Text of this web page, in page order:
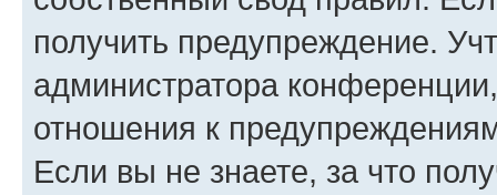
получить предупреждение.
администратора
отношения к
Если вы не знаете, за что